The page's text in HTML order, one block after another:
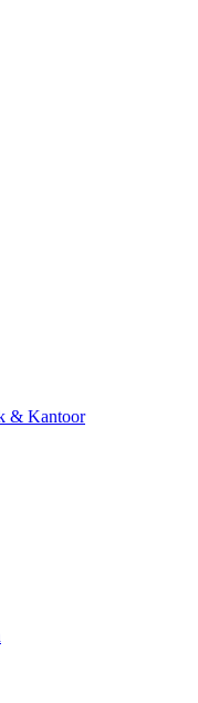
& Kantoor